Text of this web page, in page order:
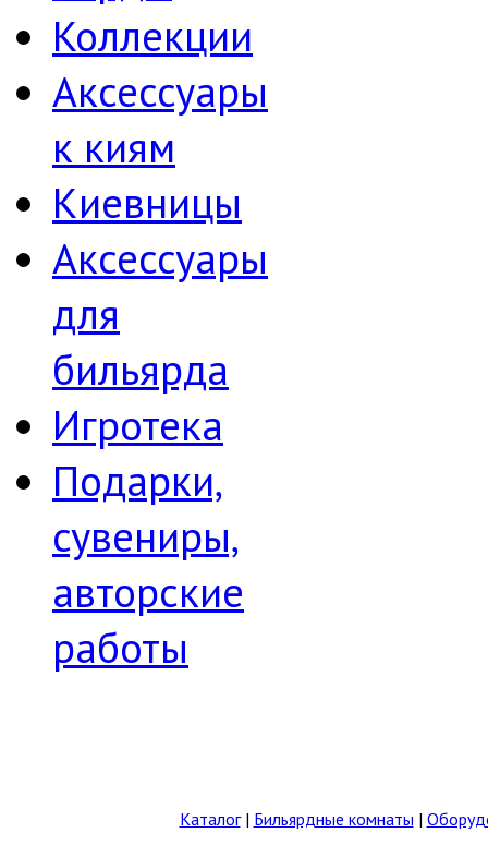
Коллекции
Аксессуары
к киям
Киевницы
Аксессуары
для
бильярда
Игротека
Подарки,
сувениры,
авторские
работы
Каталог| Бильярдные комнаты |